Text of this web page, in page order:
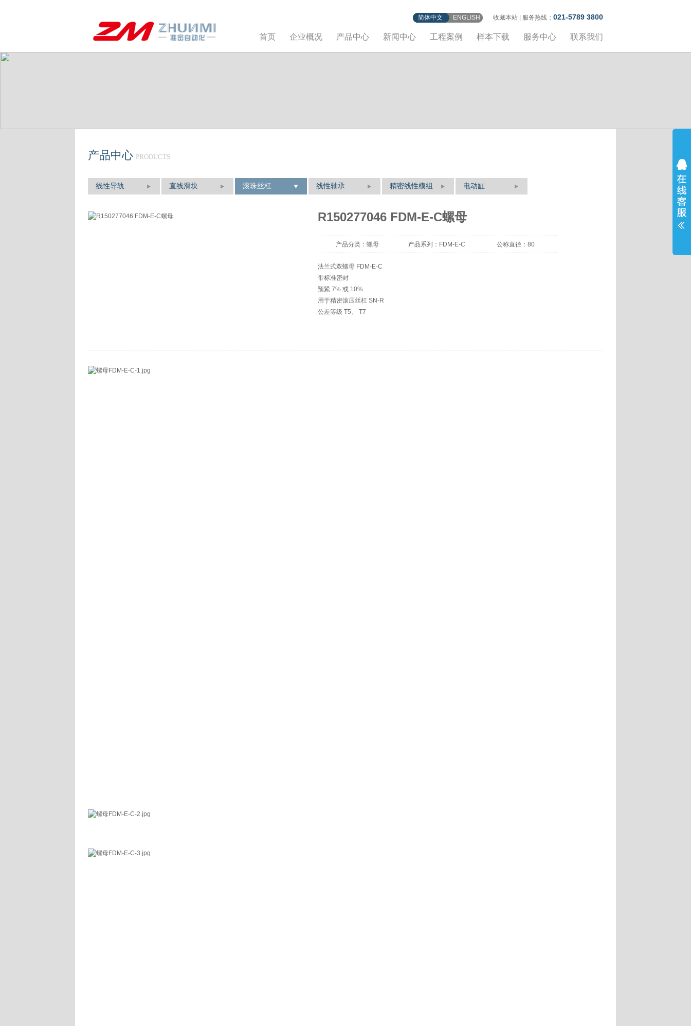
简体中文 ENGLISH 收藏本站 | 服务热线： 021-5789 3800
首页 企业概况 产品中心 新闻中心 工程案例 样本下载 服务中心 联系我们
产品中心 PRODUCTS
线性导轨 直线滑块 滚珠丝杠 线性轴承 精密线性模组 电动缸
R150277046 FDM-E-C螺母
产品分类：螺母 产品系列： FDM-E-C 公称直径：80
法兰式双螺母 FDM-E-C
带标准密封
预紧 7% 或 10%
用于精密滚压丝杠 SN-R
公差等级 T5、 T7